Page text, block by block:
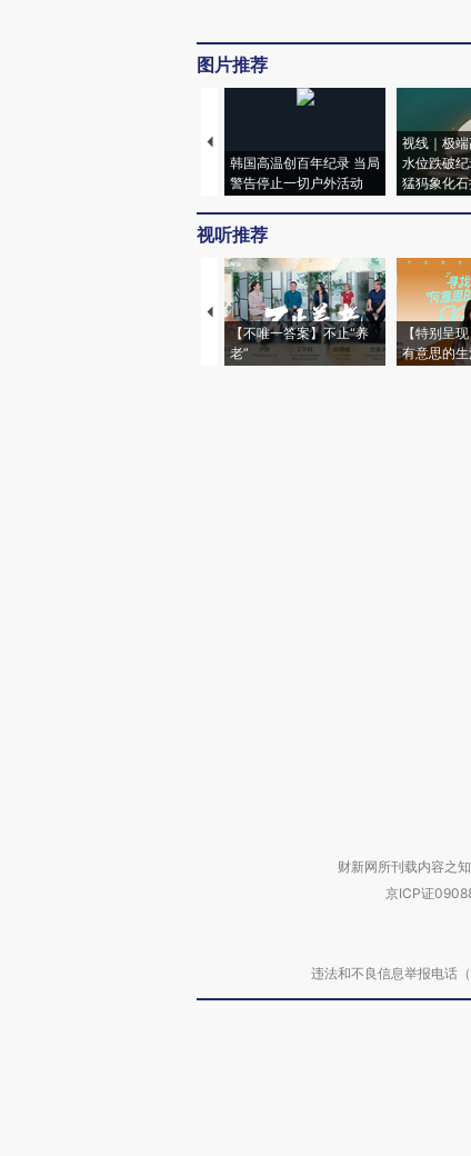
图片推荐
韩国高温创百年纪录 当局
警告停止一切户外活动
视线｜极
水位跌破
猛犸象化
视听推荐
【不唯一答案】不止“养
老”
【特别呈
有意思的生
财新网所刊载内容之
京ICP证
违法和不良信息举报电话